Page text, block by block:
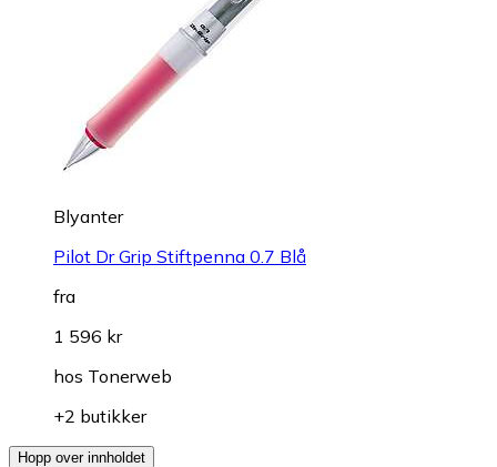
Blyanter
Pilot Dr Grip Stiftpenna 0.7 Blå
fra
1 596 kr
hos Tonerweb
+2 butikker
Hopp over innholdet